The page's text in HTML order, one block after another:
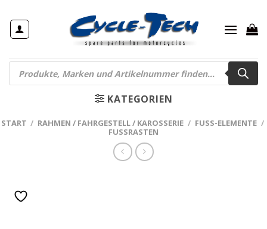
Inhalt
springen
Products
search
KATEGORIEN
START / RAHMEN / FAHRGESTELL / KAROSSERIE / FUSS-ELEMENTE /
FUSSRASTEN